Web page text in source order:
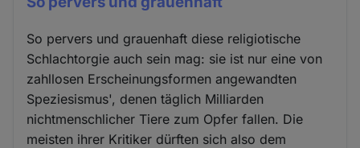
So pervers und grauenhaft diese religiotische
Schlachtorgie auch sein mag: sie ist nur eine von
zahllosen Erscheinungsformen angewandten
Speziesismus', denen täglich Milliarden
nichtmenschlicher Tiere zum Opfer fallen. Die
meisten ihrer Kritiker dürften sich also dem